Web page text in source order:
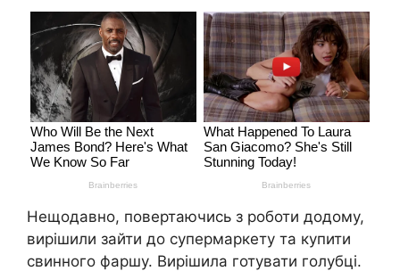
Нещодавно, повертаючись з роботи додому,
вирішили зайти до супермаркету та купити
свинного фаршу. Вирішила готувати голубці.